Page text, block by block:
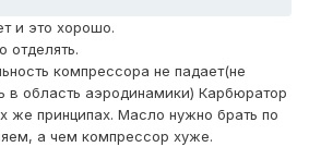
и это хорошо.
отделять.
компрессора не падает(не
в область аэродинамики) Карбюратор
же принципах. Масло нужно брать по
а чем компрессор хуже.